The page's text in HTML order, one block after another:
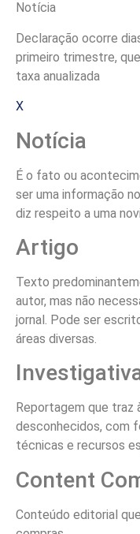
Notícia
Declaração ocorre
primeiro trimestre,
taxa anualizada
X
Notícia
É o fato ou
ser uma informação
diz respeito a uma
Artigo
Texto
autor, mas não
jornal. Pode ser
áreas diversas.
Reportagem que
desconhecidos, com
técnicas e recursos
Content
Conteúdo editorial